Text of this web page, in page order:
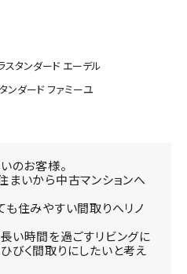
スタンダード エーデル
ンダード ファミーユ
のお客様。
まいから中古マンションへ
も住みやすい間取りへリノ
い時間を過ごすリビングに
びく間取りにしたいと考え